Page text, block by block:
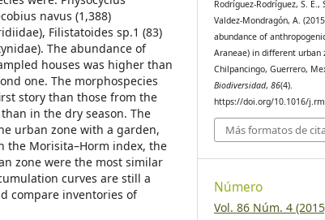
navus (1,388)
Filistatoides sp.1 (83)
The abundance of
houses was higher than
one. The morphospecies
story than those from the
in the dry season. The
urban zone with a garden,
the Morisita–Horm index, the
zone were the most similar
curves are still a
compare inventories of
Rodríguez-Rodríguez, S. E.,
Valdez-Mondragón, A.
abundance of
Araneae) in different urban
Chilpancingo, Guerrero,
Biodiversidad,86(4).
https://doi.org/10.1016/
Más formatos de
Número
Vol. 86 Núm. 4